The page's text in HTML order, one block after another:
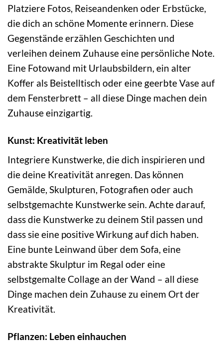
Platziere Fotos, Reiseandenken oder Erbstücke,
die dich an schöne Momente erinnern. Diese
Gegenstände erzählen Geschichten und
verleihen deinem Zuhause eine persönliche Note.
Eine Fotowand mit Urlaubsbildern, ein alter
Koffer als Beistelltisch oder eine geerbte Vase auf
dem Fensterbrett – all diese Dinge machen dein
Zuhause einzigartig.
Kunst: Kreativität leben
Integriere Kunstwerke, die dich inspirieren und
die deine Kreativität anregen. Das können
Gemälde, Skulpturen, Fotografien oder auch
selbstgemachte Kunstwerke sein. Achte darauf,
dass die Kunstwerke zu deinem Stil passen und
dass sie eine positive Wirkung auf dich haben.
Eine bunte Leinwand über dem Sofa, eine
abstrakte Skulptur im Regal oder eine
selbstgemalte Collage an der Wand – all diese
Dinge machen dein Zuhause zu einem Ort der
Kreativität.
Pflanzen: Leben einhauchen